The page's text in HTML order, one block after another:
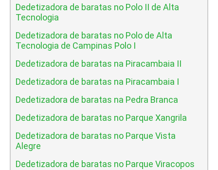
Dedetizadora de baratas no Polo II de Alta
Tecnologia
Dedetizadora de baratas no Polo de Alta
Tecnologia de Campinas Polo I
Dedetizadora de baratas na Piracambaia II
Dedetizadora de baratas na Piracambaia I
Dedetizadora de baratas na Pedra Branca
Dedetizadora de baratas no Parque Xangrila
Dedetizadora de baratas no Parque Vista
Alegre
Dedetizadora de baratas no Parque Viracopos